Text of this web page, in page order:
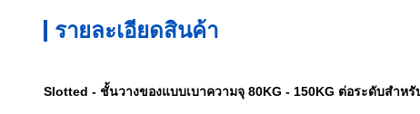
รายละเอียดสินค้า
Slotted - ชั้นวางของแบบเบาความจุ 80KG - 150KG ต่อระดับสำห